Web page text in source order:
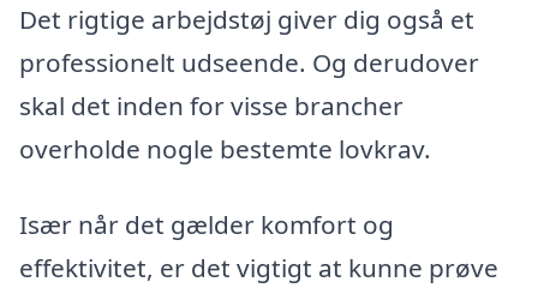
Det rigtige arbejdstøj giver dig også et
professionelt udseende. Og derudover
skal det inden for visse brancher
overholde nogle bestemte lovkrav.
Især når det gælder komfort og
effektivitet, er det vigtigt at kunne prøve